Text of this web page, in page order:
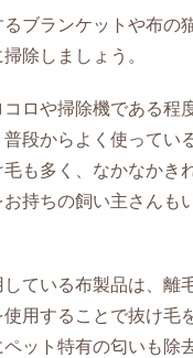
ブランケットや布の
除しましょう。
ロや掃除機である程
段からよく使ってい
毛も多く、なかなかき
お持ちの飼い主さんも
ている布製品は、離
使用することで抜け毛
ット特有の匂いも除